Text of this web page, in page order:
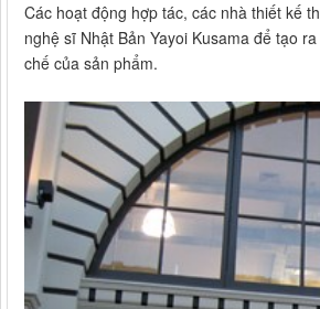
Các hoạt động hợp tác, các nhà thiết kế
nghệ sĩ Nhật Bản Yayoi Kusama để tạo
chế của sản phẩm.